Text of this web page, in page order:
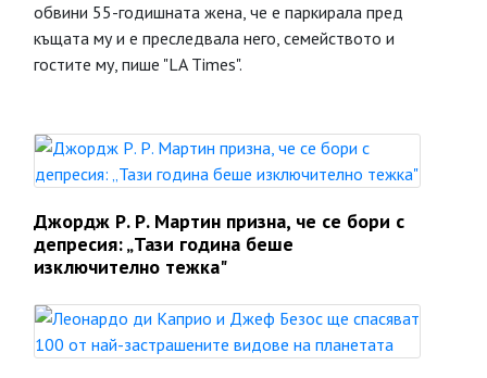
обвини 55-годишната жена, че е паркирала пред
къщата му и е преследвала него, семейството и
гостите му, пише "LA Times".
Джордж Р. Р. Мартин призна, че се бори с
депресия: „Тази година беше
изключително тежка"